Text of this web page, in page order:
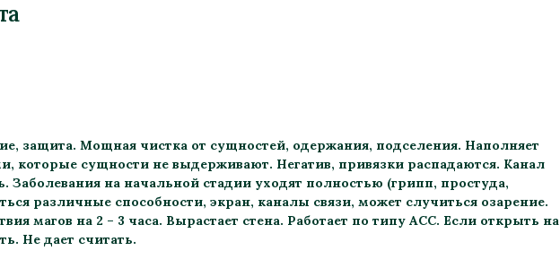
защита. Мощная чистка от сущностей, одержания, подселения. Наполняет
которые сущности не выдерживают. Негатив, привязки распадаются. Канал
Заболевания на начальной стадии уходят полностью (грипп, простуда,
различные способности, экран, каналы связи, может случиться озарение.
магов на 2 – 3 часа. Вырастает стена. Работает по типу АСС. Если открыть на
Не дает считать.